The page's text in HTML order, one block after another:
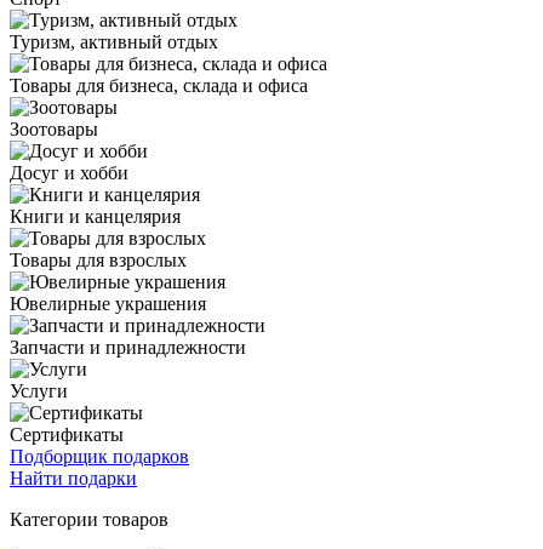
Туризм, активный отдых
Товары для бизнеса, склада и офиса
Зоотовары
Досуг и хобби
Книги и канцелярия
Товары для взрослых
Ювелирные украшения
Запчасти и принадлежности
Услуги
Сертификаты
Подборщик подарков
Найти подарки
Категории товаров